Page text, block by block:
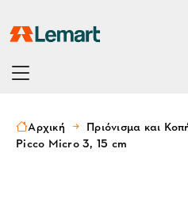
Αρχική Πριόνισμα και
Picco Micro 3, 15 cm